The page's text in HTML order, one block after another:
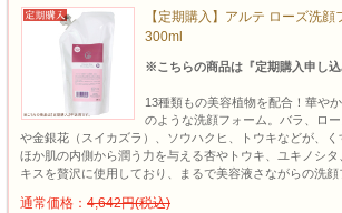
【定期購入】アルテ ローズ洗
300ml
※こちらの商品は『定期購入申し込
13種類もの美容植物を配合！華や
のような洗顔フォーム。バラ、ロ
や金銀花（スイカズラ）、ソウハクヒ、トウキなどが、
ほか肌の内側から潤う力を与える杏やトウキ、ユキノシ
キスを贅沢に使用しており、まるで美容液さながらの洗顔
通常価格： 4,642円(税込)